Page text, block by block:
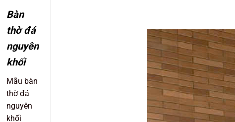
Bàn
thờ đá
nguyên
khối
Mẫu bàn
thờ đá
nguyên
khối